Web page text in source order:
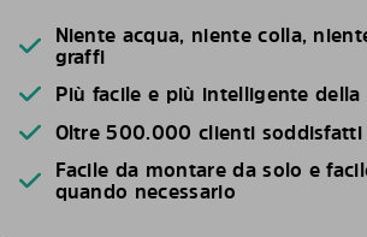
Niente acqua, niente colla,
graffi
Più facile e più intelligente
Oltre 500.000 clienti soddisfatti
Facile da montare da solo e
quando necessario